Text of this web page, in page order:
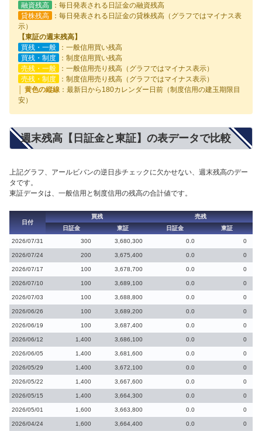
融資残高
：毎日発表される日証金の融資残高
貸株残高
：毎日発表される日証金の貸株残高（グラフではマイナス表
示）
【東証の週末残高】
買残・一般
：一般信用買い残高
買残・制度
：制度信用買い残高
売残・一般
：一般信用売り残高（グラフではマイナス表示）
売残・制度
：制度信用売り残高（グラフではマイナス表示）
│ 黄色の縦線 ：最新日から180カレンダー日前（制度信用の建玉期限目
安）
週末残高【日証金と東証】の表データで比較
上記グラフ、アールビバンの逆日歩チェックに欠かせない、週末残高のデー
タです。
東証データは、一般信用と制度信用の残高の合計値です。
日付
買残
売残
日証金
東証 日証金
東証
2026/07/31
300 3,680,300 0.0 0
2026/07/24 200 3,675,400 0.0 0
2026/07/17 100 3,678,700 0.0 0
2026/07/10 100 3,689,100 0.0 0
2026/07/03 100 3,688,800 0.0 0
2026/06/26 100 3,689,200 0.0 0
2026/06/19 100 3,687,400 0.0 0
2026/06/12 1,400 3,686,100 0.0 0
2026/06/05 1,400 3,681,600 0.0 0
2026/05/29 1,400 3,672,100 0.0 0
2026/05/22 1,400 3,667,600 0.0 0
2026/05/15 1,400 3,664,300 0.0 0
2026/05/01 1,600 3,663,800 0.0 0
2026/04/24 1,600 3,664,400 0.0 0